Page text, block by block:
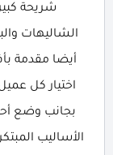
شريحة
الشاليهات
أيضا مقدمة
اختيار كل
بجانب وضع
الأساليب